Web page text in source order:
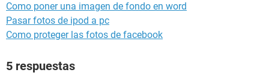
Como poner una imagen de fondo en word
Pasar fotos de ipod a pc
Como proteger las fotos de facebook
5 respuestas